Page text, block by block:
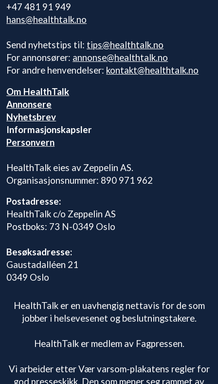
+47 481 91 949
hans@healthtalk.no
Send nyhetstips til: tips@healthtalk.no
For annonsører: annonse@healthtalk.no
For andre henvendelser: kontakt@healthtalk.no
Om HealthTalk
Annonsere
Nyhetsbrev
Informasjonskapsler
Personvern
HealthTalk eies av Zeppelin AS.
Organisasjonsnummer: 890 971 962
Postadresse:
HealthTalk c/o Zeppelin AS
Postboks: 73 N-0349 Oslo
Besøksadresse:
Gaustadalléen 21
0349 Oslo
HealthTalk er en uavhengig nettavis for de som
jobber i helsevesenet og beslutningstakere.
HealthTalk er medlem av Fagpressen.
Vi arbeider etter Vær varsom-plakatens regler for
god presseskikk. Den som mener seg rammet av